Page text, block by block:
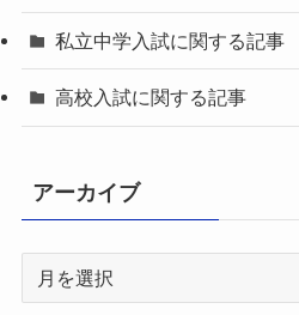
私立中学入試に関する記事
高校入試に関する記事
アーカイブ